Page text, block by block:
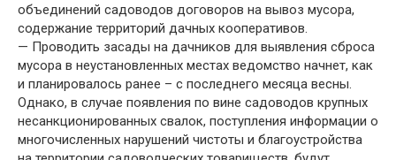
объединений садоводов договоров на вывоз мусора,
содержание территорий дачных кооперативов.
— Проводить засады на дачников для выявления сброса
мусора в неустановленных местах ведомство начнет, как
и планировалось ранее – с последнего месяца весны.
Однако, в случае появления по вине садоводов крупных
несанкционированных свалок, поступления информации о
многочисленных нарушений чистоты и благоустройства